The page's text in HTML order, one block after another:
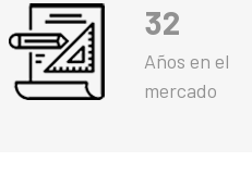
32
Años en el
mercado